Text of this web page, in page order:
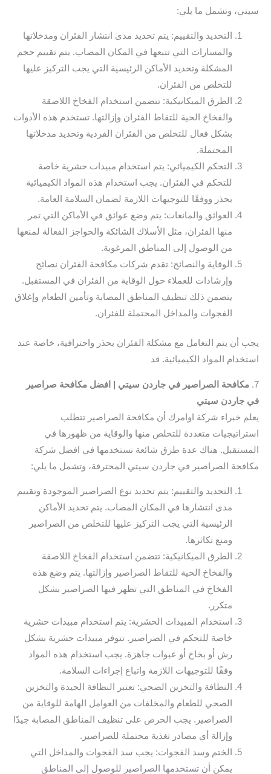
سيتي، وتشمل ما يلي:
التحديد والتقييم: يتم تحديد مدى انتشار الفئران ومدخلاتها
والمسارات التي تتبعها في المكان المصاب. يتم تقييم حجم
المشكلة وتحديد الأماكن الرئيسية التي يجب التركيز عليها
للتخلص من الفئران.
الطرق الميكانيكية: تتضمن استخدام الفخاخ اللاصقة
والفخاخ الحية للتقاط الفئران وإزالتها. تستخدم هذه الأدوات
بشكل فعال للتخلص من الفئران الفردية وتحديد مدخلاتها
المحتملة.
التحكم الكيميائي: يتم استخدام مبيدات حشرية خاصة
للتحكم في الفئران. يجب استخدام هذه المواد الكيميائية
بحذر ووفقًا للتوجيهات اللازمة لضمان السلامة العامة.
العوائق والمانعات: يتم وضع عوائق في الأماكن التي تمر
منها الفئران، مثل الأسلاك الشائكة والحواجز الفعالة لمنعها
من الوصول إلى المناطق المرغوبة.
الوقاية والنصائح: تقدم شركات مكافحة الفئران نصائح
وإرشادات للعملاء حول الوقاية من الفئران في المستقبل.
يتضمن ذلك تنظيف المناطق المصابة وتأمين الطعام وإغلاق
الفجوات والمداخل المحتملة للفئران.
يجب أن يتم التعامل مع مشكلة الفئران بحذر واحترافية، خاصة عند
استخدام المواد الكيميائية. قد
7. مكافحة الصراصير في جاردن سيتي | افضل مكافحة صراصير
في جاردن سيتي
يعلم خبراء شركة اوامرك أن مكافحة الصراصير تتطلب
استراتيجيات متعددة للتخلص منها والوقاية من ظهورها في
المستقبل. هناك عدة طرق شائعة نستخدمها في افضل شركة
مكافحة الصراصير في جاردن سيتي المحترفة، وتشمل ما يلي:
التحديد والتقييم: يتم تحديد نوع الصراصير الموجودة وتقييم
مدى انتشارها في المكان المصاب. يتم تحديد الأماكن
الرئيسية التي يجب التركيز عليها للتخلص من الصراصير
ومنع تكاثرها.
الطرق الميكانيكية: تتضمن استخدام الفخاخ اللاصقة
والفخاخ الحية للتقاط الصراصير وإزالتها. يتم وضع هذه
الفخاخ في المناطق التي تظهر فيها الصراصير بشكل
متكرر.
استخدام المبيدات الحشرية: يتم استخدام مبيدات حشرية
خاصة للتحكم في الصراصير. تتوفر مبيدات حشرية بشكل
رش أو بخاخ أو عبوات جاهزة. يجب استخدام هذه المواد
وفقًا للتوجيهات اللازمة واتباع إجراءات السلامة.
النظافة والتخزين الصحي: تعتبر النظافة الجيدة والتخزين
الصحي للطعام والمخلفات من العوامل الهامة للوقاية من
الصراصير. يجب الحرص على تنظيف المناطق المصابة جيدًا
وإزالة أي مصادر تغذية محتملة للصراصير.
الختم وسد الفجوات: يجب سد الفجوات والمداخل التي
يمكن أن تستخدمها الصراصير للوصول إلى المناطق